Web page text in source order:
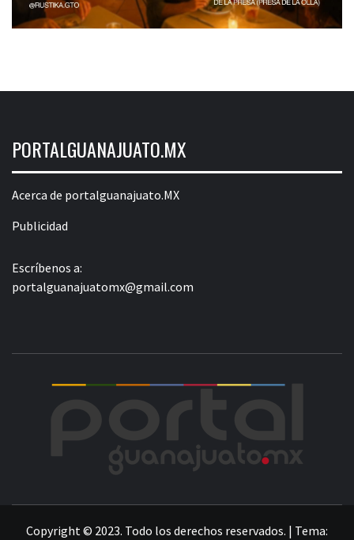
PORTALGUANAJUATO.MX
Acerca de portalguanajuato.MX
Publicidad
Escríbenos a:
portalguanajuatomx@gmail.com
Copyright © 2023. Todo los derechos reservados. | Tema: